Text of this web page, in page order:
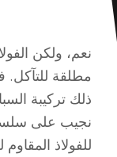
نعم، ولكن
مطلقة للتآكل.
ذلك تركيبة
نجيب على
للفولاذ